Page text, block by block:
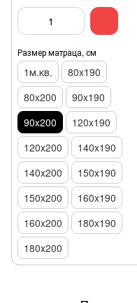
Размер матраца, см
1м.кв.
80x190
80x200
90x190
90x200
120x190
120х200
140x190
140х200
150х190
150x200
160x190
160x200
180x190
180х200